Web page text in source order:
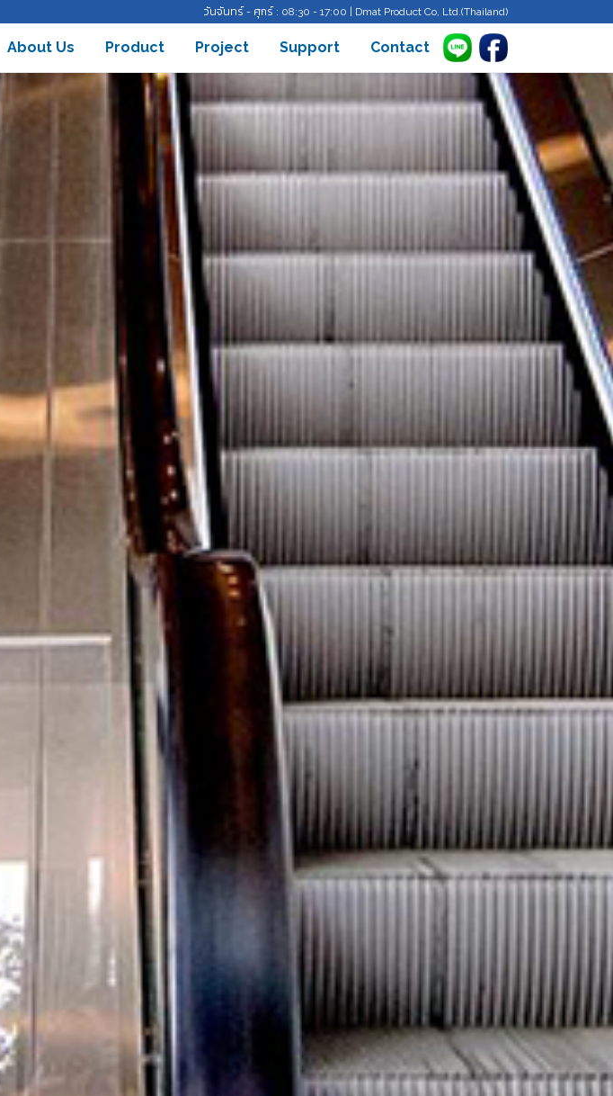
วันจันทร์ - ศุกร์ : 08:30 - 17:00 | Dmat Product Co, Ltd.(Thailand)
About Us Product Project Support Contact